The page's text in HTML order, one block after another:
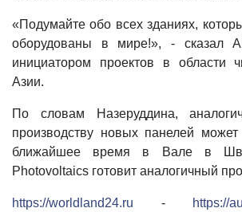
«Подумайте обо всех зданиях,
оборудованы в мире!», - сказал
инициатором проектов в области
Азии.
По словам Назеруддина,
производству новых панелей
ближайшее время в Вале в
Photovoltaics готовит аналогичный
https://worldland24.ru - https://